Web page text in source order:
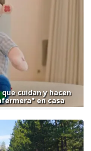
cuidan y hacen
en casa